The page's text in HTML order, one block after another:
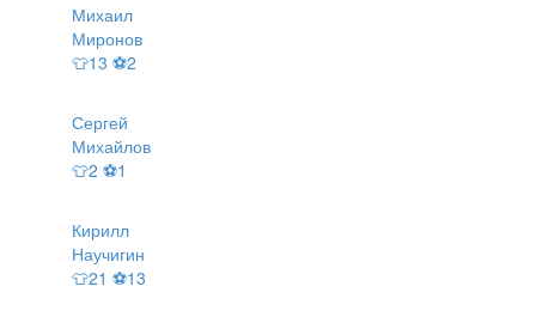
Михаил
Миронов
👕13 ⚽2
Сергей
Михайлов
👕2 ⚽1
Кирилл
Научигин
👕21 ⚽13